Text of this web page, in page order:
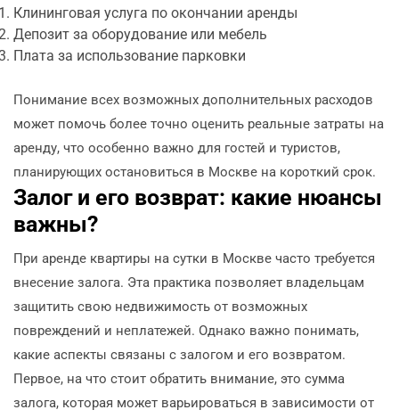
Клининговая услуга по окончании аренды
Депозит за оборудование или мебель
Плата за использование парковки
Понимание всех возможных дополнительных расходов
может помочь более точно оценить реальные затраты на
аренду, что особенно важно для гостей и туристов,
планирующих остановиться в Москве на короткий срок.
Залог и его возврат: какие нюансы
важны?
При аренде квартиры на сутки в Москве часто требуется
внесение залога. Эта практика позволяет владельцам
защитить свою недвижимость от возможных
повреждений и неплатежей. Однако важно понимать,
какие аспекты связаны с залогом и его возвратом.
Первое, на что стоит обратить внимание, это сумма
залога, которая может варьироваться в зависимости от